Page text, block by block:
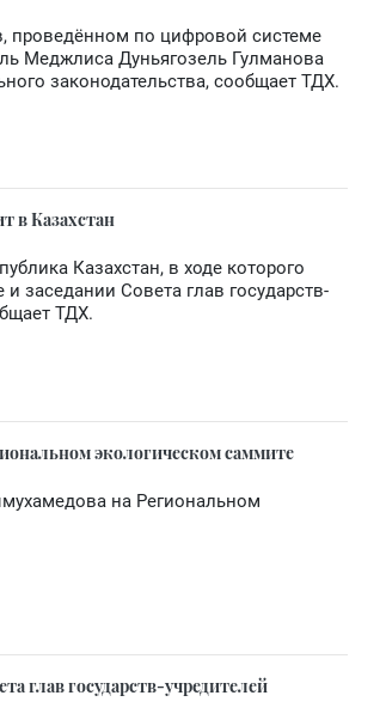
проведённом по цифровой системе
Меджлиса Дуньягозель Гулманова
законодательства, сообщает ТДХ.
в Казахстан
Казахстан, в ходе которого
заседании Совета глав государств-
ТДХ.
экологическом саммите
на Региональном
глав государств-учредителей